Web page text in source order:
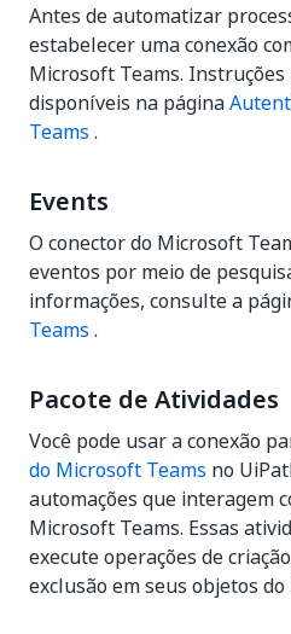
Antes de automatizar
estabelecer uma conexão
Microsoft Teams. Instruções
disponíveis na página
Teams .
Events
O conector do Microsoft
eventos por meio de
informações, consulte a
Teams .
Pacote de Atividades
Você pode usar a conexão
do Microsoft Teams no
automações que interagem
Microsoft Teams. Essas
execute operações de
exclusão em seus objetos